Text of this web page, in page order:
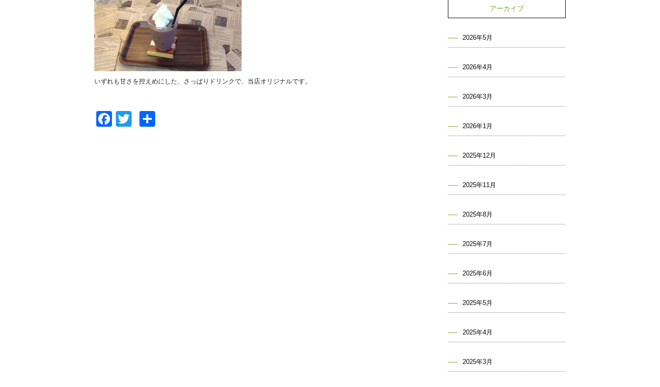
いずれも甘さを控えめにした、さっぱりドリンクで、当店オリジナルです。
Facebook
Twitter
アーカイブ
2026年5月
2026年4月
2026年3月
2026年1月
2025年12月
2025年11月
2025年8月
2025年7月
2025年6月
2025年5月
2025年4月
2025年3月